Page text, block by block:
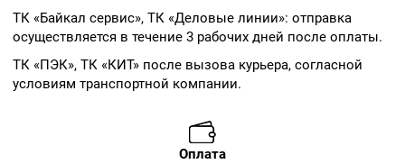
ТК «Байкал сервис», ТК «Деловые линии»: отправка
осуществляется в течение 3 рабочих дней после оплаты.
ТК «ПЭК», ТК «КИТ» после вызова курьера, согласной
условиям транспортной компании.
Оплата